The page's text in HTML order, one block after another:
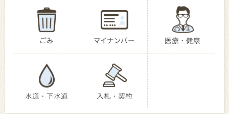
ごみ マイナンバー 医療・健康
水道・下水道 入札・契約